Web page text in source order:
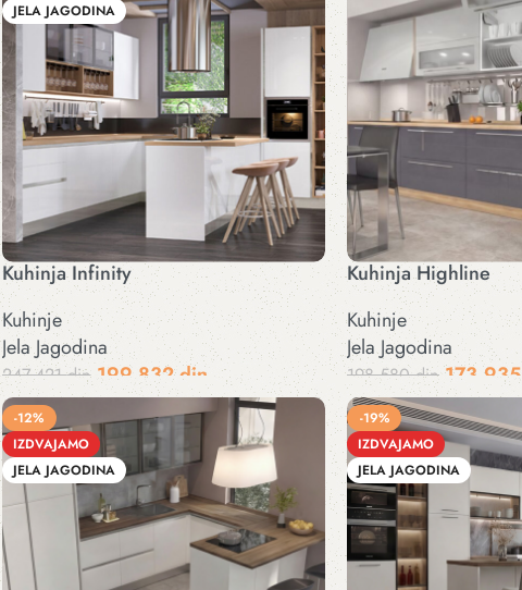
JELA JAGODINA
Kuhinja Infinity
Kuhinje
Jela Jagodina
247.421din 199.832din
Dodaj u korpu
Kuhinja Highline
Kuhinje
Jela Jagodina
198.580din 173.935
Dodaj u korpu
-12%
IZDVAJAMO
JELA JAGODINA
-19%
IZDVAJAMO
JELA JAGODINA